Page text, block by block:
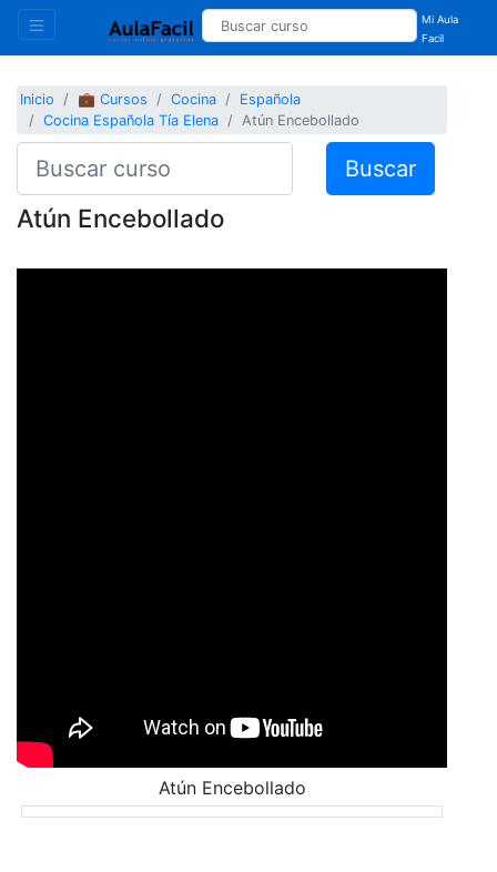
Mi Aula
Facil
Inicio 💼 Cursos Cocina
Española
Cocina Española Tía Elena
Atún Encebollado
Buscar
Atún Encebollado
Atún Encebollado